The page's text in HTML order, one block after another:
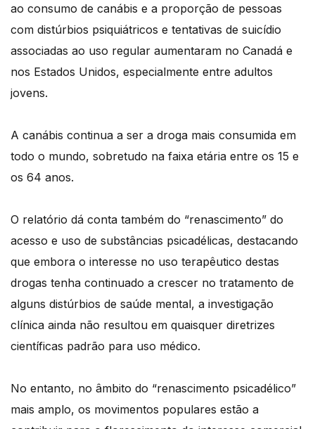
ao consumo de canábis e a proporção de pessoas
com distúrbios psiquiátricos e tentativas de suicídio
associadas ao uso regular aumentaram no Canadá e
nos Estados Unidos, especialmente entre adultos
jovens.
A canábis continua a ser a droga mais consumida em
todo o mundo, sobretudo na faixa etária entre os 15 e
os 64 anos.
O relatório dá conta também do “renascimento” do
acesso e uso de substâncias psicadélicas, destacando
que embora o interesse no uso terapêutico destas
drogas tenha continuado a crescer no tratamento de
alguns distúrbios de saúde mental, a investigação
clínica ainda não resultou em quaisquer diretrizes
científicas padrão para uso médico.
No entanto, no âmbito do “renascimento psicadélico”
mais amplo, os movimentos populares estão a